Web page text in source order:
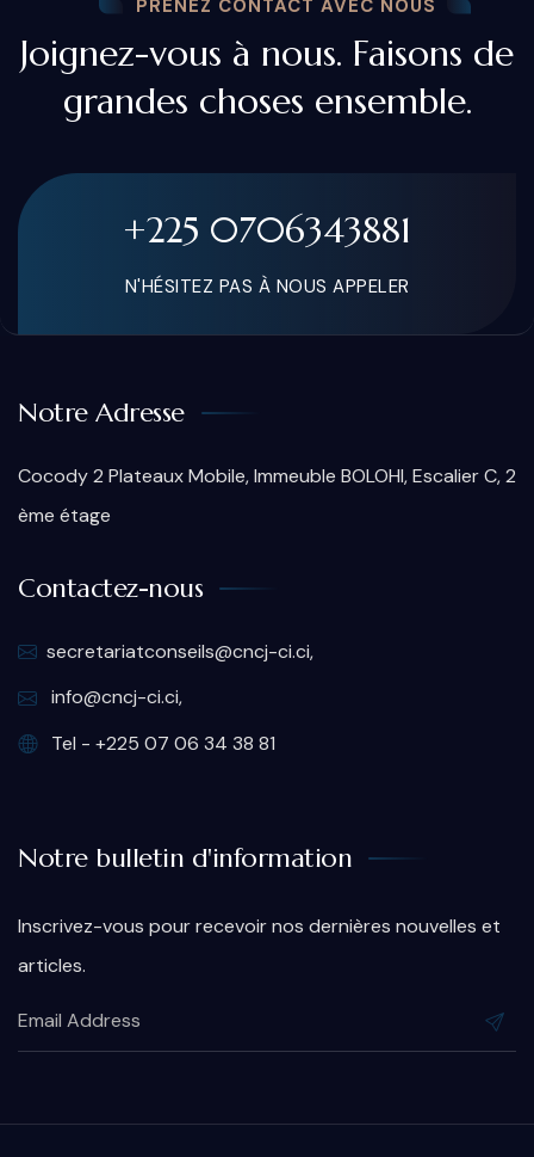
PRENEZ CONTACT AVEC NOUS
Joignez-vous à nous. Faisons de
grandes choses ensemble.
+225 0706343881
N'HÉSITEZ PAS À NOUS APPELER
Notre Adresse
Cocody 2 Plateaux Mobile, Immeuble BOLOHI, Escalier C, 2
ème étage
Contactez-nous
secretariatconseils@cncj-ci.ci,
info@cncj-ci.ci,
Tel - +225 07 06 34 38 81
Notre bulletin d'information
Inscrivez-vous pour recevoir nos dernières nouvelles et
articles.